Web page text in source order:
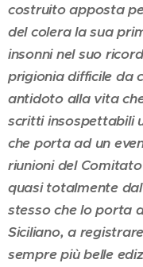
costruito apposta
del colera la sua
insonni nel suo
prigionia difficile da
antidoto alla vita
scritti insospettabili
che porta ad un
riunioni del
quasi totalmente
stesso che lo porta
Siciliano, a
sempre più belle